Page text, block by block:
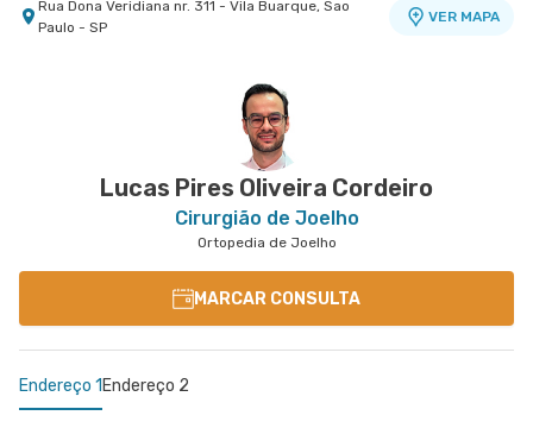
Rua Dona Veridiana nr. 311 - Vila Buarque, Sao
Paulo - SP
VER MAPA
Lucas Pires Oliveira Cordeiro
Cirurgião de Joelho
Ortopedia de Joelho
MARCAR CONSULTA
Endereço 1 Endereço 2